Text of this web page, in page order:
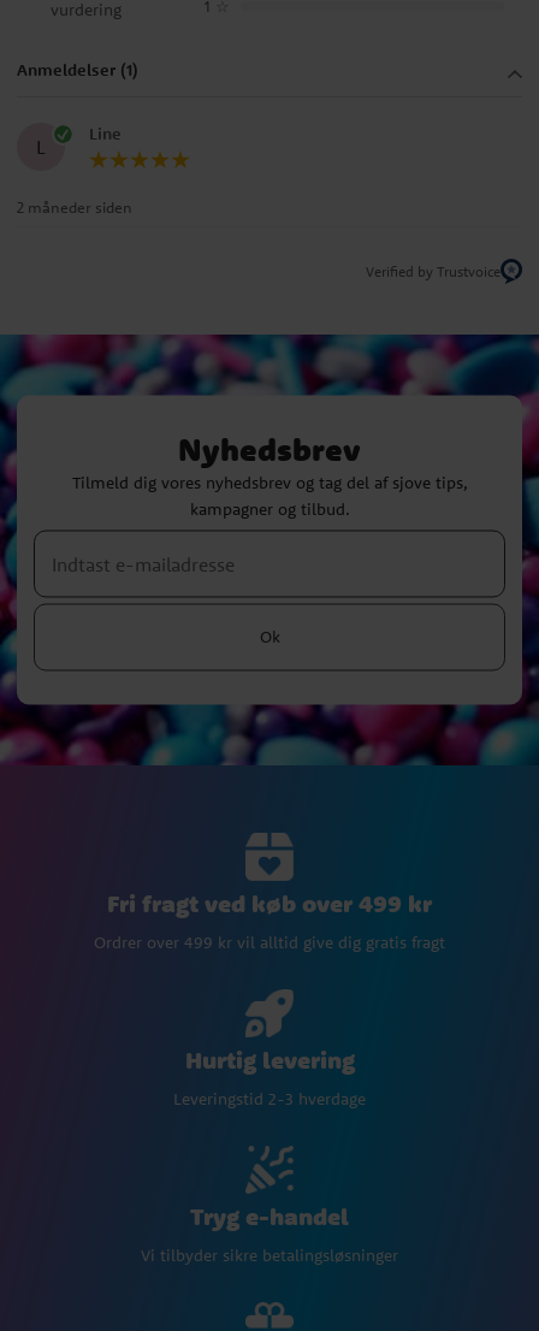
vurdering
1
Anmeldelser (1)
L
Line
2 måneder siden
Verified by Trustvoice
Nyhedsbrev
Tilmeld dig vores nyhedsbrev og tag del af sjove tips,
kampagner og tilbud.
Ok
Fri fragt ved køb over 499 kr
Ordrer over 499 kr vil alltid give dig gratis fragt
Hurtig levering
Leveringstid 2-3 hverdage
Tryg e-handel
Vi tilbyder sikre betalingsløsninger